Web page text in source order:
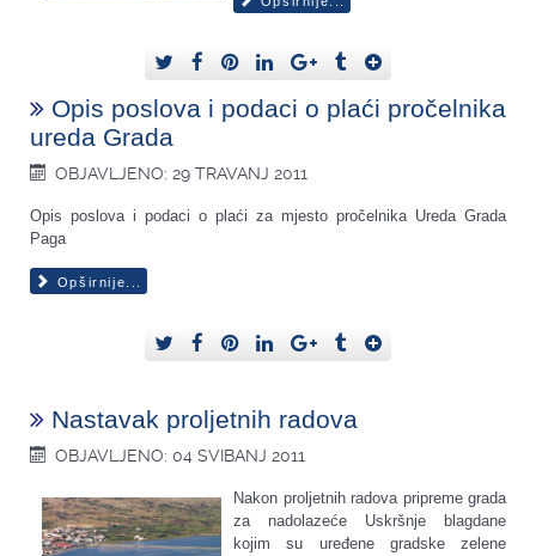
Opis poslova i podaci o plaći pročelnika
ureda Grada
OBJAVLJENO: 29 TRAVANJ 2011
Opis poslova i podaci o plaći za mjesto pročelnika Ureda Grada
Paga
Opširnije...
Nastavak proljetnih radova
OBJAVLJENO: 04 SVIBANJ 2011
Nakon proljetnih radova pripreme grada
za nadolazeće Uskršnje blagdane
kojim su uređene gradske zelene